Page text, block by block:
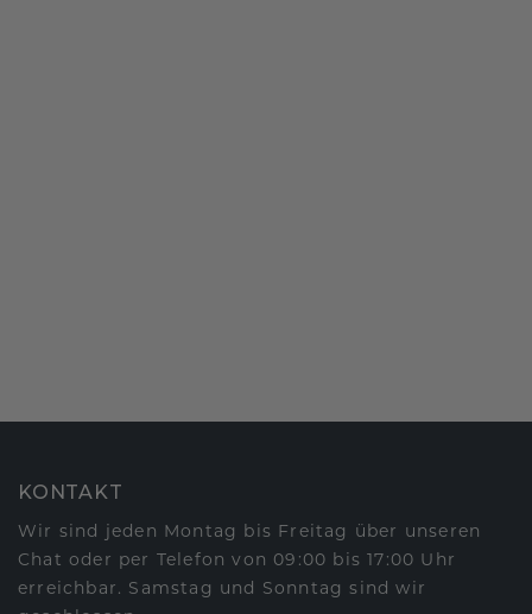
KONTAKT
Wir sind jeden Montag bis Freitag über unseren
Chat oder per Telefon von 09:00 bis 17:00 Uhr
erreichbar. Samstag und Sonntag sind wir